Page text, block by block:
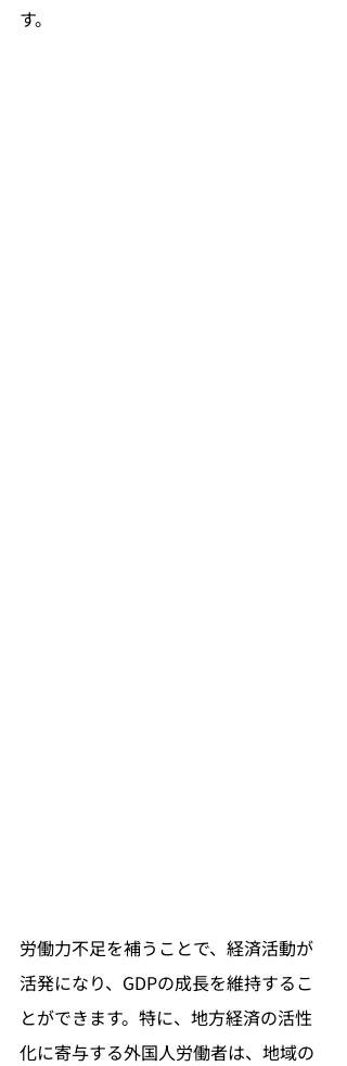
す。
労働力不足を補うことで、経済活動が
活発になり、GDPの成長を維持するこ
とができます。特に、地方経済の活性
化に寄与する外国人労働者は、地域の